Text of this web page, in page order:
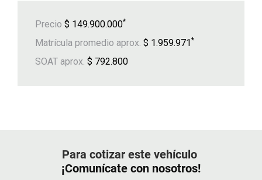
Precio $ 149.900.000*
Matrícula promedio aprox. $ 1.959.971*
SOAT aprox. $ 792.800
Para cotizar este vehículo
¡Comunícate con nosotros!